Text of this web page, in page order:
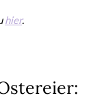
hier.